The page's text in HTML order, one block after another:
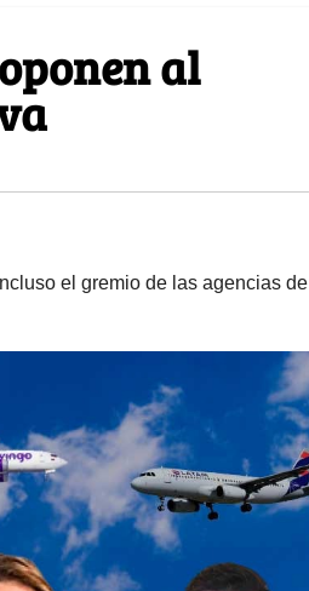
al
el gremio de las agencias de